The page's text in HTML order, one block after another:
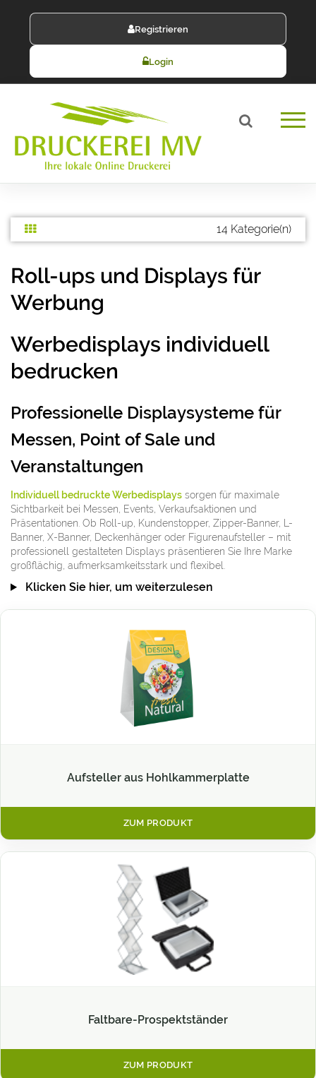
Registrieren
Login
14 Kategorie(n)
Roll-ups und Displays für
Werbung
Werbedisplays individuell
bedrucken
Professionelle Displaysysteme für
Messen, Point of Sale und
Veranstaltungen
Individuell bedruckte Werbedisplays sorgen für maximale
Sichtbarkeit bei Messen, Events, Verkaufsaktionen und
Präsentationen. Ob Roll-up, Kundenstopper, Zipper-Banner, L-
Banner, X-Banner, Deckenhänger oder Figurenaufsteller – mit
professionell gestalteten Displays präsentieren Sie Ihre Marke
großflächig, aufmerksamkeitsstark und flexibel.
Klicken Sie hier, um weiterzulesen
Aufsteller aus Hohlkammerplatte
ZUM PRODUKT
Faltbare-Prospektständer
ZUM PRODUKT